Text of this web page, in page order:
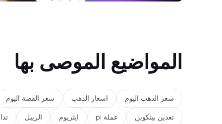
المواضيع الموصى بها
سعر الذهب اليوم اسعار الذهب سعر الفضة اليوم
تعدين بيتكوين عملة pi ايثريوم الريبل